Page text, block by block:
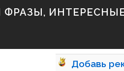
Добавь